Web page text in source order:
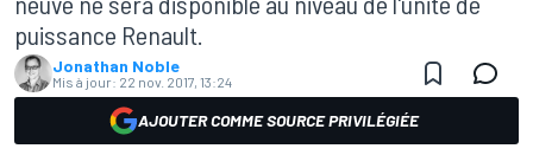
puissance Renault.
Jonathan Noble
Mis à jour: 22 nov. 2017, 13:24
AJOUTER COMME SOURCE PRIVILÉGIÉE